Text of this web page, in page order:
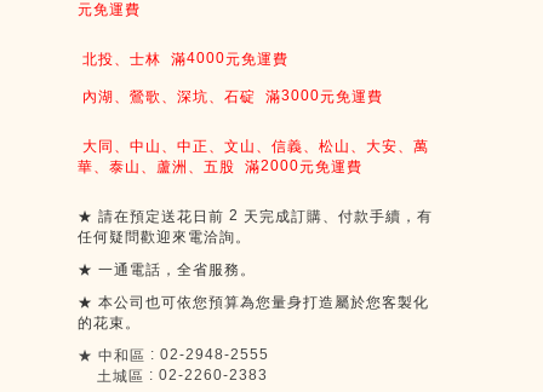
元免運費
北投、士林 滿4000元免運費
內湖、鶯歌、深坑、石碇 滿3000元免運費
大同、中山、中正、文山、信義、松山、大安、萬
華、泰山、蘆洲、五股
滿2000元免運費
★ 請在預定送花日前 2 天完成訂購、付款手續，有
任何疑問歡迎來電洽詢。
★ 一通電話，全省服務。
★ 本公司也可依您預算為您量身打造屬於您客製化
的花束。
★ 中和區 : 02-2948-2555
土城區 : 02-2260-2383